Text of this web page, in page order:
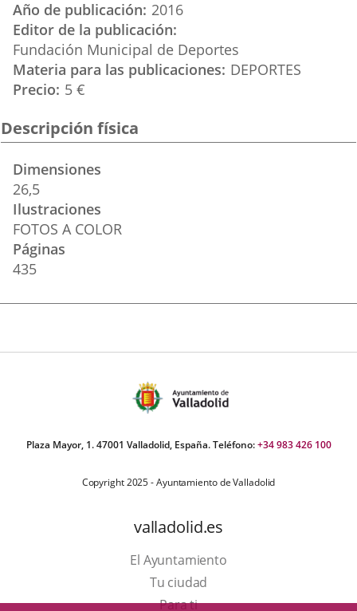
Año de publicación 2016
Editor de la publicación
Fundación Municipal de Deportes
Materia para las publicaciones DEPORTES
Precio 5 €
Descripción física
Dimensiones
26,5
Ilustraciones
FOTOS A COLOR
Páginas
435
Plaza Mayor, 1. 47001 Valladolid, España. Teléfono:+34 983 426 100
Copyright 2025 - Ayuntamiento de Valladolid
valladolid.es
El Ayuntamiento
Tu ciudad
Para ti